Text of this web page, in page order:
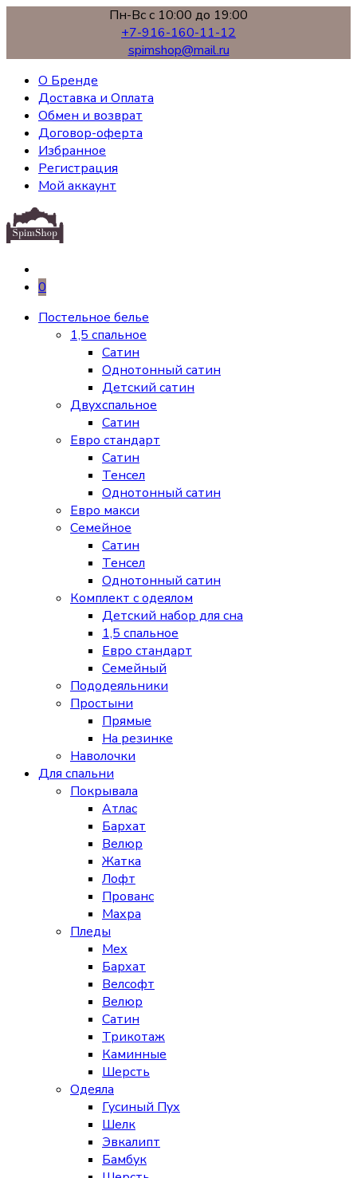
Пн-Вс с 10:00 до 19:00
+7-916-160-11-12
spimshop@mail.ru
О Бренде
Доставка и Оплата
Обмен и возврат
Договор-оферта
Избранное
Регистрация
Мой аккаунт
0
Постельное белье
1,5 спальное
Сатин
Однотонный сатин
Детский сатин
Двухспальное
Сатин
Евро стандарт
Сатин
Тенсел
Однотонный сатин
Евро макси
Семейное
Сатин
Тенсел
Однотонный сатин
Комплект с одеялом
Детский набор для сна
1,5 спальное
Евро стандарт
Семейный
Пододеяльники
Простыни
Прямые
На резинке
Наволочки
Для спальни
Покрывала
Атлас
Бархат
Велюр
Жатка
Лофт
Прованс
Махра
Пледы
Мех
Бархат
Велсофт
Велюр
Сатин
Трикотаж
Каминные
Шерсть
Одеяла
Гусиный Пух
Шелк
Эвкалипт
Бамбук